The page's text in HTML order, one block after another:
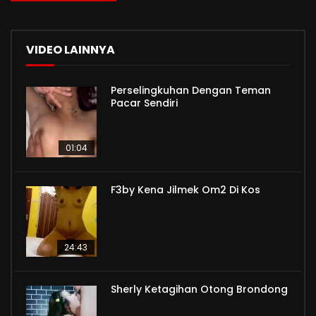
VIDEO LAINNYA
01:04
Perselingkuhan Dengan Teman
Pacar Sendiri
24:43
F3by Kena Jilmek Om2 Di Kos
Sherly Ketagihan Otong Brondong